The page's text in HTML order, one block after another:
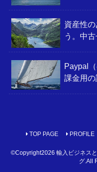
資産性
う。中
Paypal
課金用
TOP PAGE PROFILE
©Copyright2026 輸入ビジネス
グ .All